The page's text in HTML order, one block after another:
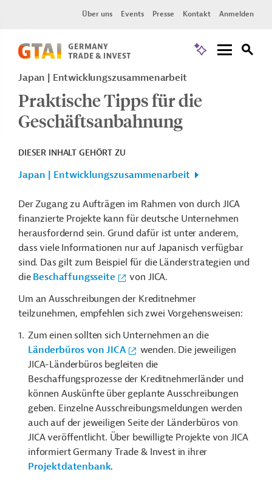
Über uns Events Presse Kontakt Anmelden
Japan Entwicklungszusammenarbeit
Praktische Tipps für die
Geschäftsanbahnung
DIESER INHALT GEHÖRT ZU
Japan | Entwicklungszusammenarbeit
Der Zugang zu Aufträgen im Rahmen von durch JICA
finanzierte Projekte kann für deutsche Unternehmen
herausfordernd sein. Grund dafür ist unter anderem,
dass viele Informationen nur auf Japanisch verfügbar
sind. Das gilt zum Beispiel für die Länderstrategien und
die Beschaffungsseite
von JICA.
Um an Ausschreibungen der Kreditnehmer
teilzunehmen, empfehlen sich zwei Vorgehensweisen:
Zum einen sollten sich Unternehmen an die
Länderbüros von JICA
wenden. Die jeweiligen
JICA-Länderbüros begleiten die
Beschaffungsprozesse der Kreditnehmerländer und
können Auskünfte über geplante Ausschreibungen
geben. Einzelne Ausschreibungsmeldungen werden
auch auf der jeweiligen Seite der Länderbüros von
JICA veröffentlicht. Über bewilligte Projekte von JICA
informiert Germany Trade & Invest in ihrer
Projektdatenbank.